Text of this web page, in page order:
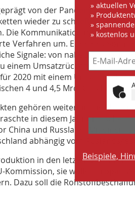
von der Pandemie, gelang
wieder zu schließen und eine
Kommunikation mit Kunden
Verfahren um. Ende des
Signale: von nahezu
Umsatzrückgang von 30 %
2020 mit einem
4 und 4,5 Mrd. €
gehören weiterhin die EU-
in diesem Jahr und
China und Russland. Mit einem
abhängig vom
in den letzten 20 Jahren
sie wolle Europas
Dazu soll die
» aktuellen
»
»
» kostenlos
Beispiele,